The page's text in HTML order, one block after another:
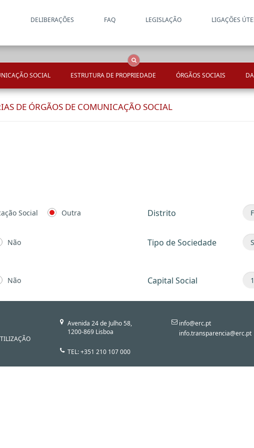
DELIBERAÇÕES FAQ LEGISLAÇÃO LIGAÇÕES
SOCIAL ESTRUTURA DE PROPRIEDADE ÓRGÃOS SOCIAIS
DE ÓRGÃOS DE COMUNICAÇÃO SOCIAL
Social Outra Distrito
Não Tipo de Sociedade
Não Capital Social
Avenida 24 de Julho 58,
1200-869 Lisboa
TEL: +351 210 107 000
info@erc.pt
info.transparencia@erc.pt